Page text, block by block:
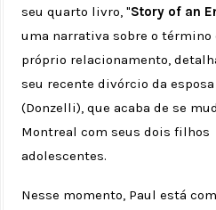
seu quarto livro, "Story of an
uma narrativa sobre o término
próprio relacionamento,
seu recente divórcio da esposa
(Donzelli), que acaba de se
Montreal com seus dois filhos
adolescentes.
Nesse momento, Paul está com